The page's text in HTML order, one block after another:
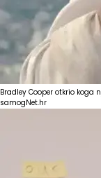
Bradley Cooper otkrio
samogNet.hr